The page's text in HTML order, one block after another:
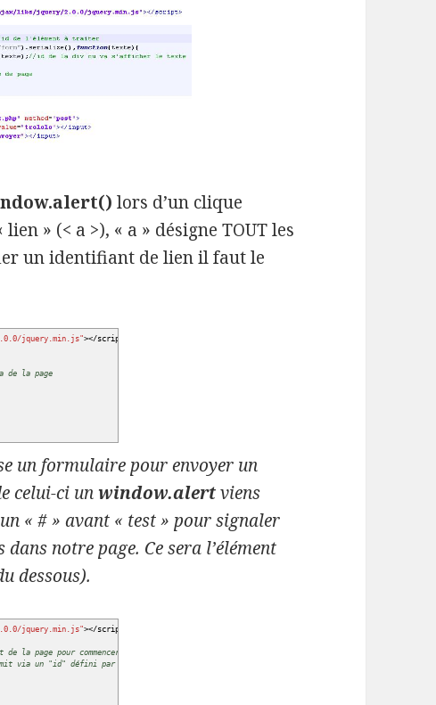
lors d’un clique
» (< a >), « a » désigne TOUT les
un identifiant de lien il faut le
jquery.min.js"></script
de la page
un formulaire pour envoyer un
celui-ci un window.alertviens
« # » avant « test » pour signaler
notre page. Ce sera l’élément
dessous).
jquery.min.js"></script
de la page pour commencer le traitement
via un "id" défini par un #